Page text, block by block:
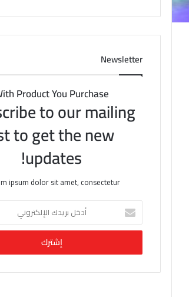
Newsletter
Product You Purchase
to our mailing
to get the new
updates!
ipsum dolor sit amet, consectetur.
خ
ب